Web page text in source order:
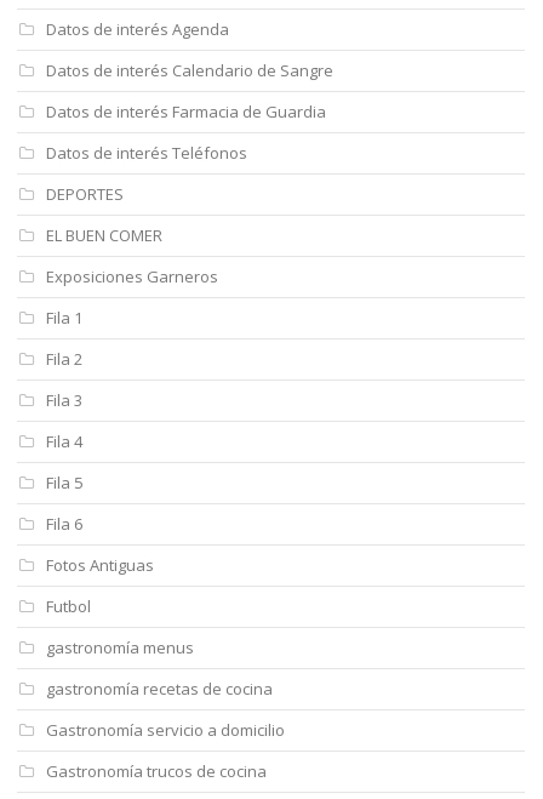
Datos de interés Agenda
Datos de interés Calendario de Sangre
Datos de interés Farmacia de Guardia
Datos de interés Teléfonos
DEPORTES
EL BUEN COMER
Exposiciones Garneros
Fila 1
Fila 2
Fila 3
Fila 4
Fila 5
Fila 6
Fotos Antiguas
Futbol
gastronomía menus
gastronomía recetas de cocina
Gastronomía servicio a domicilio
Gastronomía trucos de cocina